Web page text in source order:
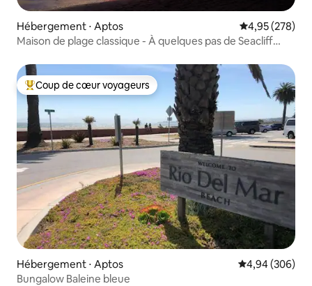
Hébergement ⋅ Aptos Évaluation
4,95 (278)
Maison de plage classique - À quelques pas de Seacliff
Coups de cœur voyageurs les plus appréciés
Coup de cœur voyageurs
Hébergement ⋅ Aptos Évaluation
4,94 (306)
Bungalow Baleine bleue